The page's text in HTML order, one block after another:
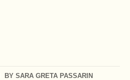
BY SARA GRETA PASSARIN